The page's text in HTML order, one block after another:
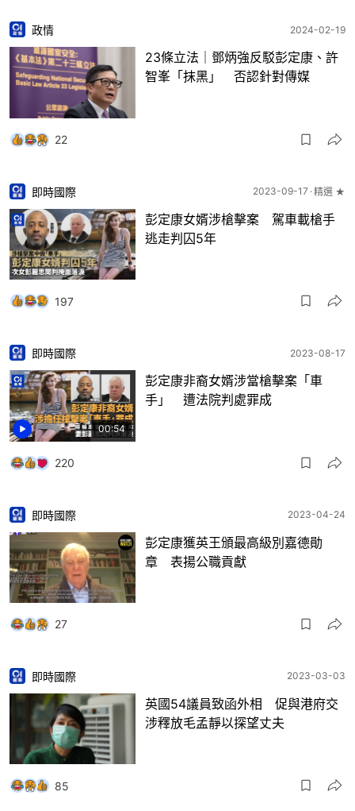
政情 2024-02-19
23條立法｜鄧炳強反駁彭定康、許
智峯「抹黑」 否認針對傳媒
22
即時國際 2023-09-17 精選 ★
彭定康女婿涉槍擊案 駕車載槍手
逃走判囚5年
197
00:54
即時國際 2023-08-17
彭定康非裔女婿涉當槍擊案「車
手」 遭法院判處罪成
220
即時國際 2023-04-24
彭定康獲英王頒最高級別嘉德勛
章 表揚公職貢獻
27
即時國際 2023-03-03
英國54議員致函外相 促與港府交
涉釋放毛孟靜以探望丈夫
85